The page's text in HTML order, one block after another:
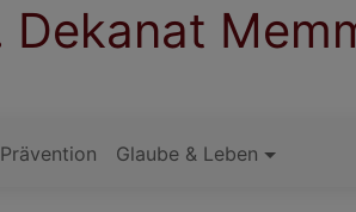
Dekanat
Prävention Glaube & Leben